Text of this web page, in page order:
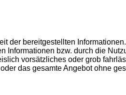
der bereitgestellten
Informationen bzw. durch die
vorsätzliches oder grob
das gesamte Angebot ohne